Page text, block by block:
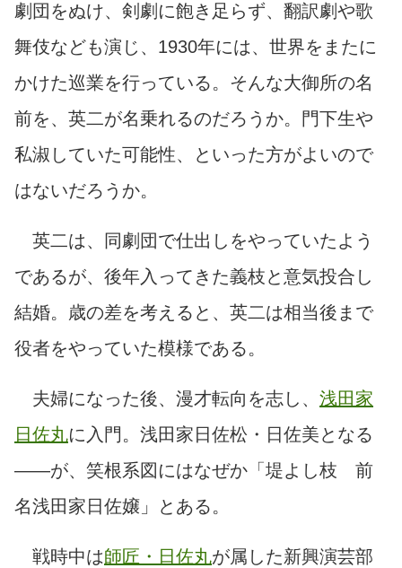
劇団をぬけ、剣劇に飽き足らず、翻訳劇や歌
舞伎なども演じ、1930年には、世界をまたに
かけた巡業を行っている。そんな大御所の名
前を、英二が名乗れるのだろうか。門下生や
私淑していた可能性、といった方がよいので
はないだろうか。
英二は、同劇団で仕出しをやっていたよう
であるが、後年入ってきた義枝と意気投合し
結婚。歳の差を考えると、英二は相当後まで
役者をやっていた模様である。
夫婦になった後、漫才転向を志し、 浅田家
日佐丸に入門。浅田家日佐松・日佐美となる
――が、笑根系図にはなぜか「堤よし枝 前
名浅田家日佐嬢」とある。
戦時中は師匠・日佐丸が属した新興演芸部